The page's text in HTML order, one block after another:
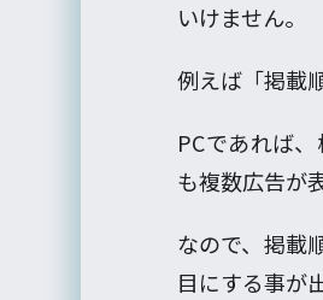
いけません。
例えば「掲載
PCであれば
も複数広告が
なので、掲載
目にする事が